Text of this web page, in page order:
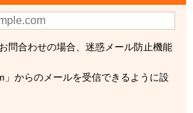
問合わせの場合、迷惑メール防止機能
」からのメールを受信できるように設